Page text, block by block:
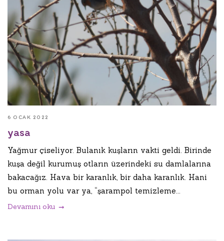
6 OCAK 2022
yasa
Yağmur çiseliyor. Bulanık kuşların vakti geldi. Birinde
kuşa değil kurumuş otların üzerindeki su damlalarına
bakacağız. Hava bir karanlık, bir daha karanlık. Hani
bu orman yolu var ya, “şarampol temizleme...
Devamını oku